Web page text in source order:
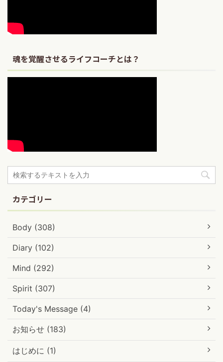
魂を覚醒させるライフコーチとは？
カテゴリー
Body (308)
Diary (102)
Mind (292)
Spirit (307)
Today's Message (4)
お知らせ (183)
はじめに (1)